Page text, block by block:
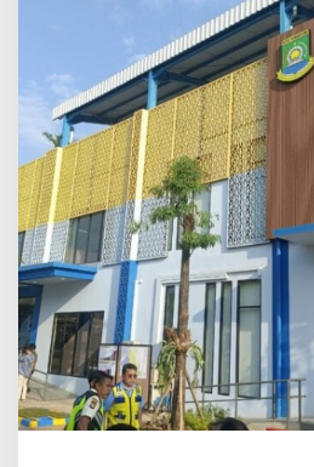
a
B
e
n
t
e
n
g
B
u
k
a
P
e
n
d
a
f
t